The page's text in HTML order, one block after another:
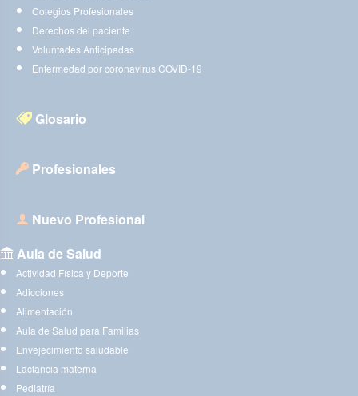
Colegios Profesionales
Derechos del paciente
Voluntades Anticipadas
Enfermedad por coronavirus COVID-19
Glosario
Profesionales
Nuevo Profesional
Aula de Salud
Actividad Física y Deporte
Adicciones
Alimentación
Aula de Salud para Familias
Envejecimiento saludable
Lactancia materna
Pediatría